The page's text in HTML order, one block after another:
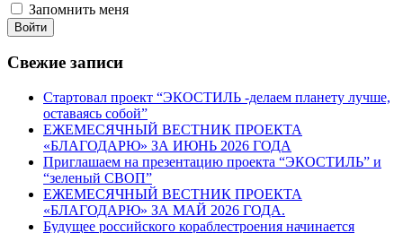
Запомнить меня
Войти
Свежие записи
Стартовал проект “ЭКОСТИЛЬ -делаем планету лучше,
оставаясь собой”
ЕЖЕМЕСЯЧНЫЙ ВЕСТНИК ПРОЕКТА
«БЛАГОДАРЮ» ЗА ИЮНЬ 2026 ГОДА
Приглашаем на презентацию проекта “ЭКОСТИЛЬ” и
“зеленый СВОП”
ЕЖЕМЕСЯЧНЫЙ ВЕСТНИК ПРОЕКТА
«БЛАГОДАРЮ» ЗА МАЙ 2026 ГОДА.
Будущее российского кораблестроения начинается